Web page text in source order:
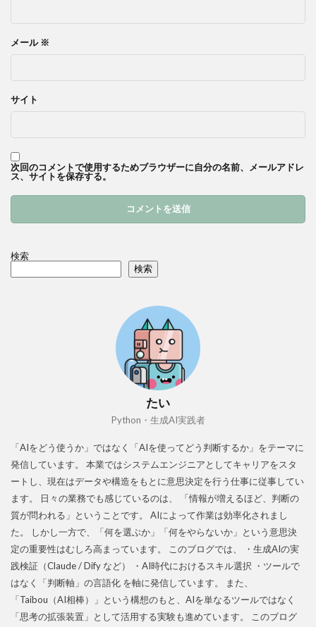
メール ※
サイト
次回のコメントで使用するためブラウザーに自分の名前、メールアドレ
ス、サイトを保存する。
検索
検索
たい
Python・生成AI実践者
「AIをどう使うか」ではなく「AIを使ってどう判断するか」をテーマに
発信しています。 本業ではシステムエンジニアとしてキャリアをスタ
ートし、現在はデータや構造をもとに意思決定を行う仕事に従事してい
ます。 日々の業務でも感じているのは、 「情報が増えるほど、判断の
質が問われる」ということです。 AIによって作業は効率化されまし
た。 しかし一方で、「何を選ぶか」「何をやらないか」という意思決
定の重要性はむしろ高まっています。 このブログでは、 ・生成AIの実
践検証（Claude / Dify など） ・AI時代におけるスキル選択 ・ツールで
はなく「判断軸」の言語化 を軸に発信しています。 また、
「Taibou（AI相棒）」という構想のもと、AIを単なるツールではなく
「思考の拡張装置」として活用する実験も進めています。 このブログ